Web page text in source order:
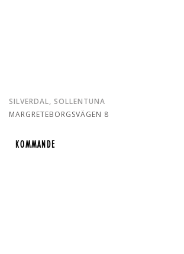
SILVERDAL, SOLLENTUNA
MARGRETEBORGSVÄGEN 8
KOMMANDE
KOMMANDE